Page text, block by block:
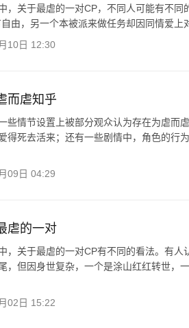
，关于最虐的一对CP，不同人可能有不
由，另一个本被派来做任务却因同情爱上
10日 12:30
而虐知乎
些情节设置上被部分观众认为存在为虐而
得死去活来；还有一些剧情中，角色的行
09日 04:29
虐的一对
，关于最虐的一对CP有不同的看法。有人
，但因身世复杂，一个是涂山红红转世，
02日 15:22